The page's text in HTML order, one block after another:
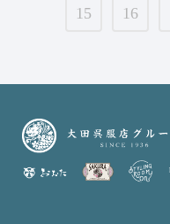
15 16